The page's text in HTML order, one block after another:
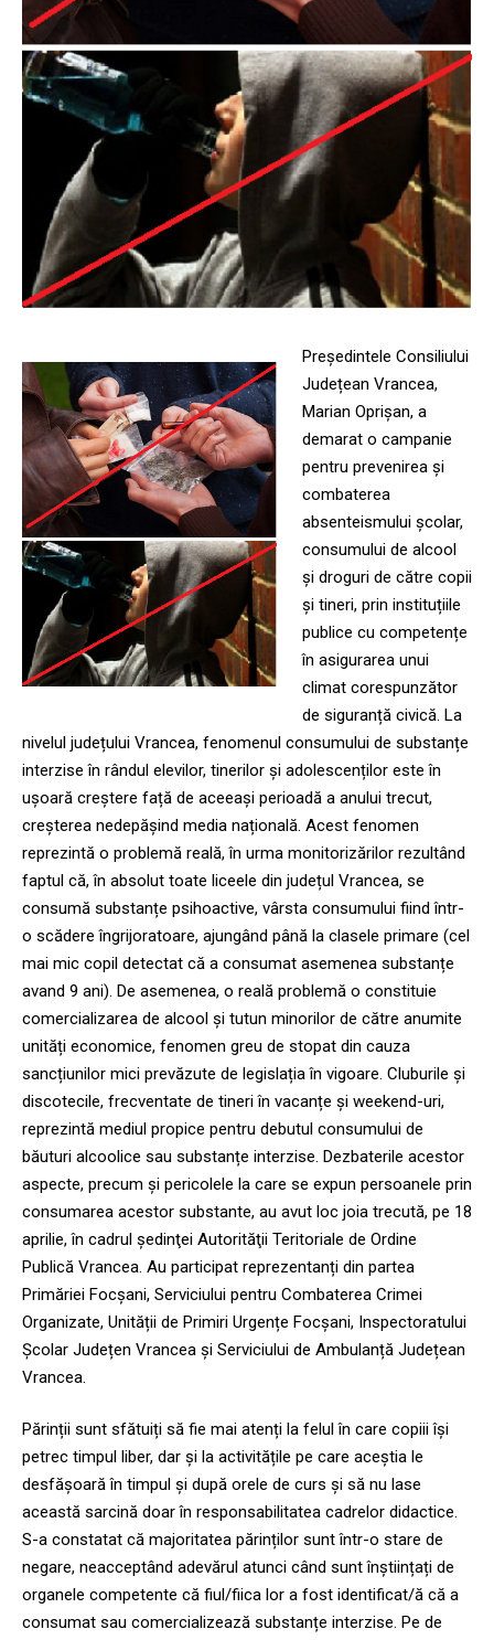
Președintele Consiliului
Județean Vrancea,
Marian Oprișan, a
demarat o campanie
pentru prevenirea și
combaterea
absenteismului școlar,
consumului de alcool
și droguri de către copii
și tineri, prin instituțiile
publice cu competențe
în asigurarea unui
climat corespunzător
de siguranță civică. La
nivelul județului Vrancea, fenomenul consumului de substanțe
interzise în rândul elevilor, tinerilor și adolescenților este în
ușoară creștere față de aceeași perioadă a anului trecut,
creșterea nedepășind media națională. Acest fenomen
reprezintă o problemă reală, în urma monitorizărilor rezultând
faptul că, în absolut toate liceele din județul Vrancea, se
consumă substanțe psihoactive, vârsta consumului fiind într-
o scădere îngrijoratoare, ajungând până la clasele primare (cel
mai mic copil detectat că a consumat asemenea substanțe
avand 9 ani). De asemenea, o reală problemă o constituie
comercializarea de alcool și tutun minorilor de către anumite
unități economice, fenomen greu de stopat din cauza
sancțiunilor mici prevăzute de legislația în vigoare. Cluburile și
discotecile, frecventate de tineri în vacanțe și weekend-uri,
reprezintă mediul propice pentru debutul consumului de
băuturi alcoolice sau substanțe interzise. Dezbaterile acestor
aspecte, precum și pericolele la care se expun persoanele prin
consumarea acestor substante, au avut loc joia trecută, pe 18
aprilie, în cadrul ședinţei Autorităţii Teritoriale de Ordine
Publică Vrancea. Au participat reprezentanți din partea
Primăriei Focșani, Serviciului pentru Combaterea Crimei
Organizate, Unității de Primiri Urgențe Focșani, Inspectoratului
Școlar Județen Vrancea și Serviciului de Ambulanță Județean
Vrancea.
Părinții sunt sfătuiți să fie mai atenți la felul în care copiii își
petrec timpul liber, dar și la activitățile pe care aceștia le
desfășoară în timpul și după orele de curs și să nu lase
această sarcină doar în responsabilitatea cadrelor didactice.
S-a constatat că majoritatea părinților sunt într-o stare de
negare, neacceptând adevărul atunci când sunt înștiințați de
organele competente că fiul/fiica lor a fost identificat/ă că a
consumat sau comercializează substanțe interzise. Pe de